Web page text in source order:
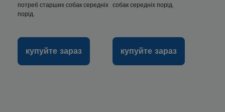
потреб старших собак середніх
порід.
купуйте зараз
собак середніх порід.
купуйте зараз